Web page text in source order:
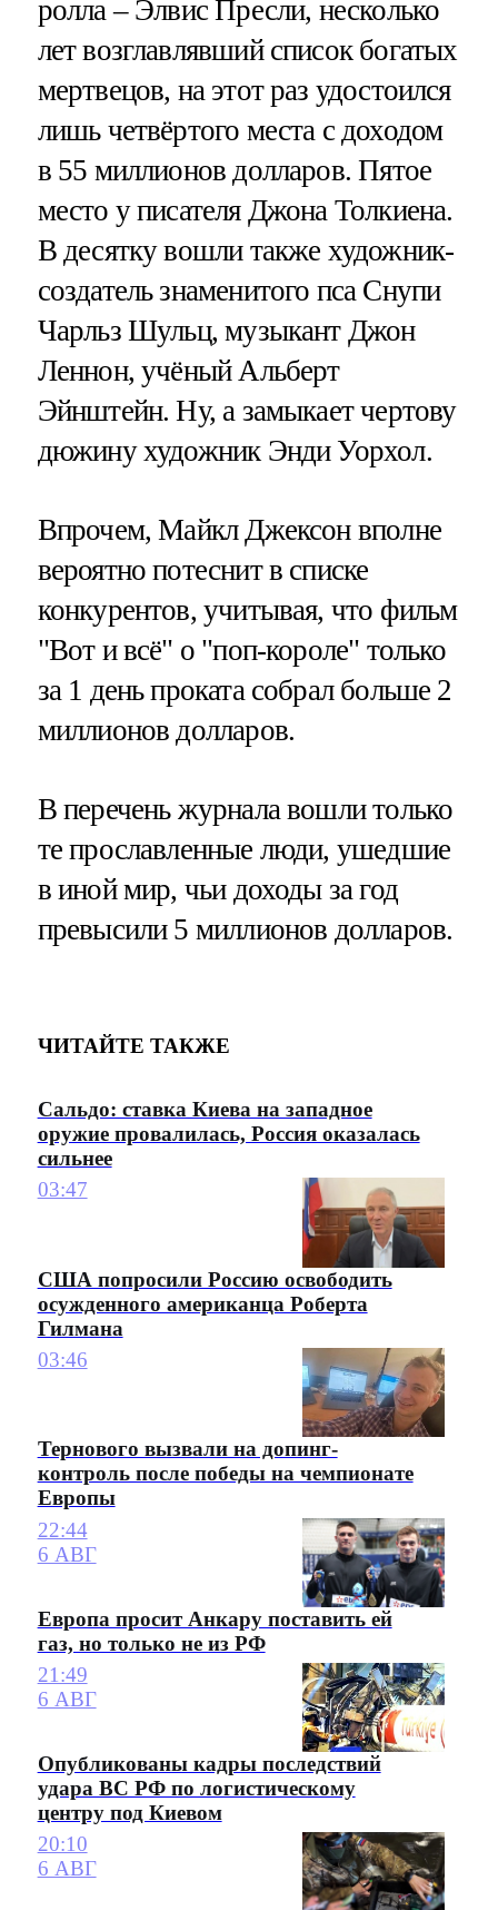
ролла – Элвис Пресли, несколько
лет возглавлявший список богатых
мертвецов, на этот раз удостоился
лишь четвёртого места с доходом
в 55 миллионов долларов. Пятое
место у писателя Джона Толкиена.
В десятку вошли также художник-
создатель знаменитого пса Снупи
Чарльз Шульц, музыкант Джон
Леннон, учёный Альберт
Эйнштейн. Ну, а замыкает чертову
дюжину художник Энди Уорхол.
Впрочем, Майкл Джексон вполне
вероятно потеснит в списке
конкурентов, учитывая, что фильм
"Вот и всё" о "поп-короле" только
за 1 день проката собрал больше 2
миллионов долларов.
В перечень журнала вошли только
те прославленные люди, ушедшие
в иной мир, чьи доходы за год
превысили 5 миллионов долларов.
ЧИТАЙТЕ ТАКЖЕ
Сальдо: ставка Киева на западное
оружие провалилась, Россия оказалась
сильнее
03:47
США попросили Россию освободить
осужденного американца Роберта
Гилмана
03:46
Тернового вызвали на допинг-
контроль после победы на чемпионате
Европы
22:44
6 АВГ
Европа просит Анкару поставить ей
газ, но только не из РФ
21:49
6 АВГ
Опубликованы кадры последствий
удара ВС РФ по логистическому
центру под Киевом
20:10
6 АВГ